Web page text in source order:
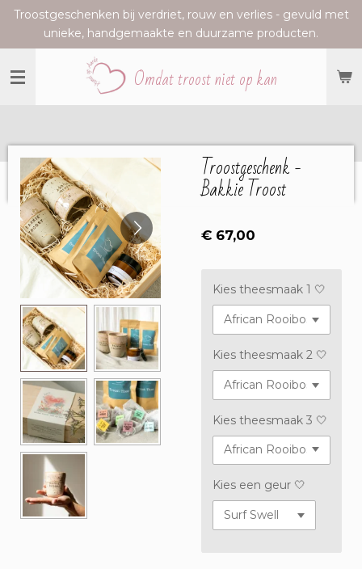
Ga
de
Omdat troost niet op kan
Troostgeschenken bij verdriet, rouw en verlies - gevuld met
unieke, handgemaakte en duurzame producten.
Troostgeschenk -
Bakkie Troost
€ 67,00
Kies theesmaak 1 🤍
Kies theesmaak 2 🤍
Kies theesmaak 3 🤍
Kies een geur 🤍